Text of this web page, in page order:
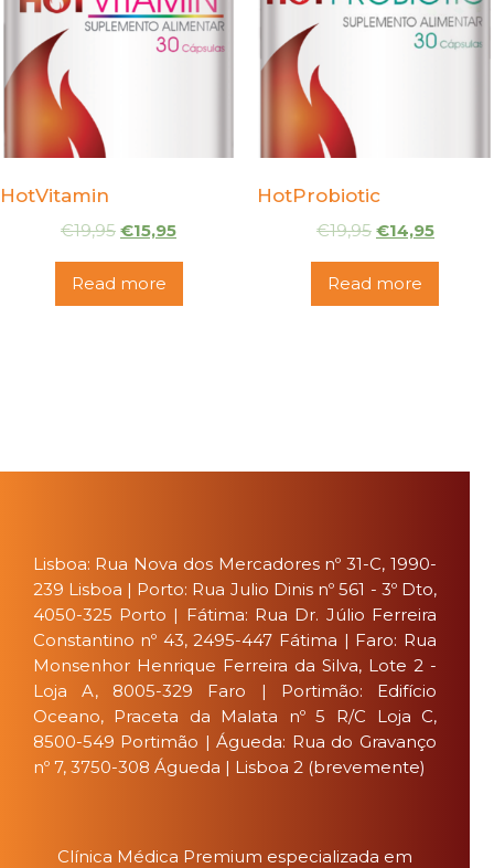
HotVitamin
€19,95 €15,95
Read more
HotProbiotic
€19,95 €14,95
Read more
Lisboa: Rua Nova dos Mercadores nº 31-C, 1990-
239 Lisboa | Porto: Rua Julio Dinis nº 561 - 3º Dto,
4050-325 Porto | Fátima: Rua Dr. Júlio Ferreira
Constantino nº 43, 2495-447 Fátima | Faro: Rua
Monsenhor Henrique Ferreira da Silva, Lote 2 -
Loja A, 8005-329 Faro | Portimão: Edifício
Oceano, Praceta da Malata nº 5 R/C Loja C,
8500-549 Portimão | Águeda: Rua do Gravanço
nº 7, 3750-308 Águeda | Lisboa 2 (brevemente)
Clínica Médica Premium especializada em